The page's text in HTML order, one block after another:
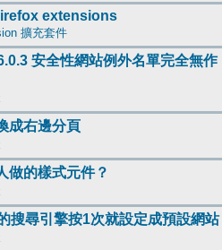
extensions
擴充套件
安全性網站例外名單完全無作
成右邊分頁
做的樣式元件？
搜尋引擎按1次就設定成預設網站